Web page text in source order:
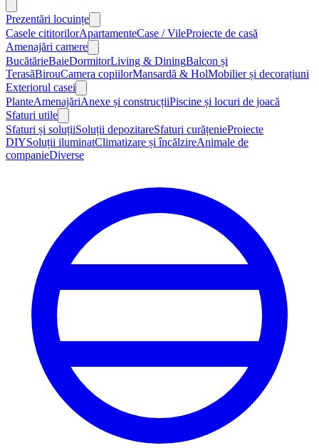
Prezentări locuințe
Casele cititorilorApartamenteCase / VileProiecte de casă
Amenajări camere
BucătărieBaieDormitorLiving & DiningBalcon și
TerasăBirouCamera copiilorMansardă & HolMobilier și decorațiuni
Exteriorul casei
PlanteAmenajăriAnexe și construcțiiPiscine și locuri de joacă
Sfaturi utile
Sfaturi și soluțiiSoluții depozitareSfaturi curățenieProiecte
DIYSoluții iluminatClimatizare și încălzireAnimale de
companieDiverse